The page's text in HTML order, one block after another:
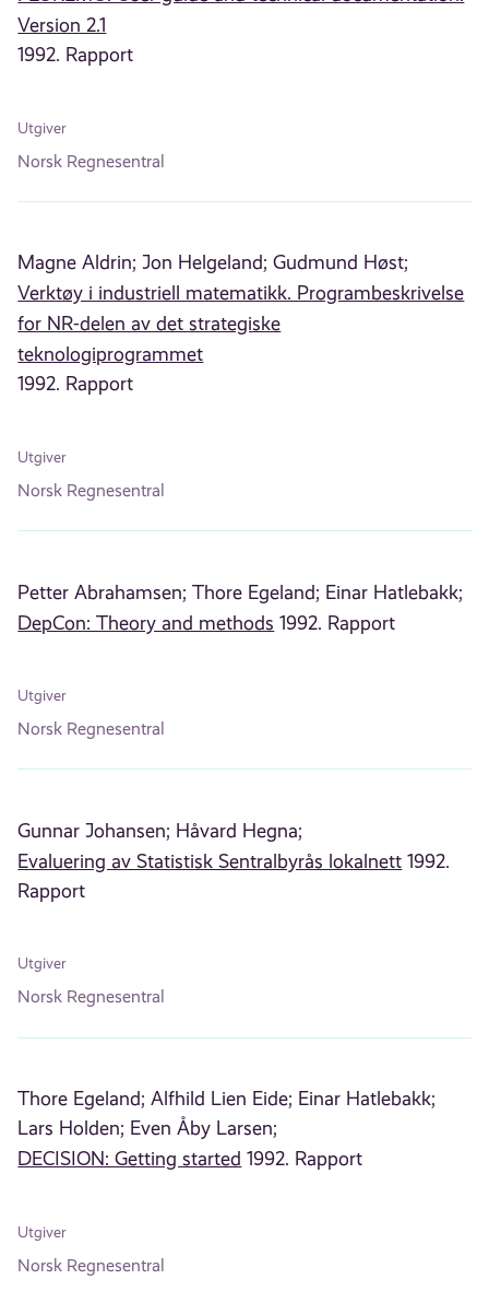
Version 2.1
1992. Rapport
Utgiver
Norsk Regnesentral
Magne Aldrin; Jon Helgeland; Gudmund Høst;
Verktøy i industriell matematikk. Programbeskrivelse
for NR-delen av det strategiske
teknologiprogrammet
1992. Rapport
Utgiver
Norsk Regnesentral
Petter Abrahamsen; Thore Egeland; Einar Hatlebakk;
DepCon: Theory and methods 1992. Rapport
Utgiver
Norsk Regnesentral
Gunnar Johansen; Håvard Hegna;
Evaluering av Statistisk Sentralbyrås lokalnett 1992.
Rapport
Utgiver
Norsk Regnesentral
Thore Egeland; Alfhild Lien Eide; Einar Hatlebakk;
Lars Holden; Even Åby Larsen;
DECISION: Getting started 1992. Rapport
Utgiver
Norsk Regnesentral